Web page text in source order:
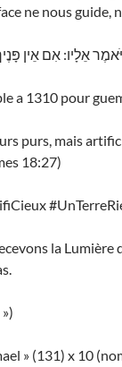
ne nous guide,
אֵלָיו: אִם אֵין
a 1310 pour
purs, mais
18:27)
la Lumière
» (131) x 10